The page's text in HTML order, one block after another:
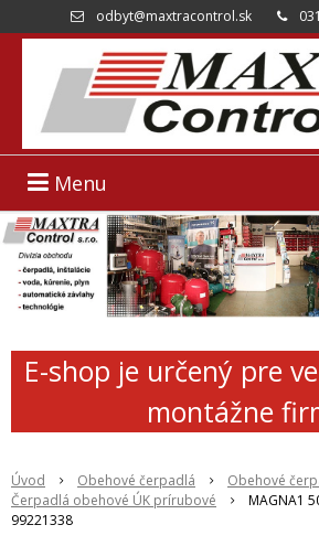
odbyt@maxtracontrol.sk
Menu
E-shop je určený pre
montážne
Úvod Obehové čerpadlá
Obehové
Čerpadlá obehové ÚK prírubové
MAGNA1
99221338